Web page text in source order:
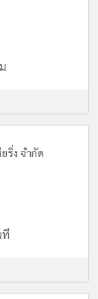
ริ่ง จำกัด
ที